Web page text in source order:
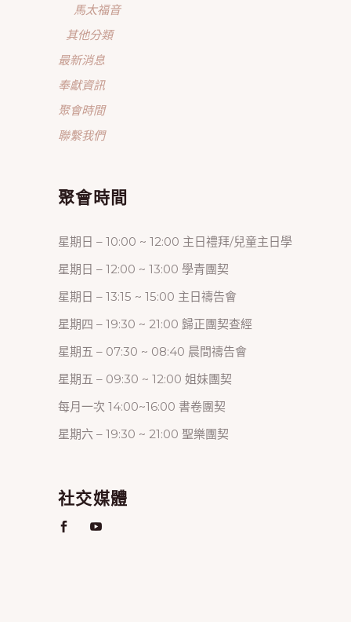
馬太福音
其他分類
最新消息
奉獻資訊
聚會時間
聯繫我們
聚會時間
星期日 – 10:00 ~ 12:00 主日禮拜/兒童主日學
星期日 – 12:00 ~ 13:00 學青團契
星期日 – 13:15 ~ 15:00 主日禱告會
星期四 – 19:30 ~ 21:00 歸正團契查經
星期五 – 07:30 ~ 08:40 晨間禱告會
星期五 – 09:30 ~ 12:00 姐妹團契
每月一次 14:00~16:00 書卷團契
星期六 – 19:30 ~ 21:00 聖樂團契
社交媒體